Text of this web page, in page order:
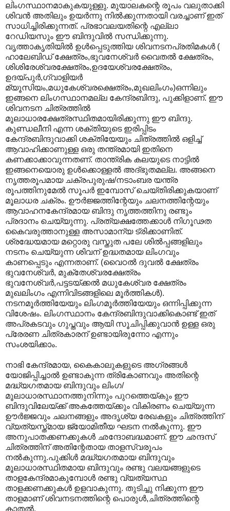
ലിംഗസ്ഥാനമാകുകയുള്ളു. മുയാലകന്റെ രൂപം വലുതാക്കി
ശിവന്‍ അതിലും ഉയര്‍ന്നു നില്‍ക്കുന്നതായി വരച്ചാണ് ഇത്
സാധിച്ചിരിക്കുന്നത്. പ്രഭാവലയതിന്റെ എല്ലാ
റേഡിയസും ഈ ബിന്ദുവില്‍ സന്ധിക്കുന്നു.
വൃത്താകൃതിയില്‍ ഉള്‍പ്പെടുത്തിയ ശിവനടനപ്രതിമകള്‍ (
ഹാലേബിഡ് ക്ഷേത്രം,ഭുവനേശ്വര്‍ വൈതല്‍ ക്ഷേത്രം,
ശിശിരേശ്വരക്ഷേത്രം,ഉദയേശ്വരക്ഷേത്രം,
ഉദയ്പുര്‍,ഗ്വാളിയര്‍
മ്യൂസിയം,മധുകേശ്വരക്ഷെത്രം,മുഖലിംഗം)ഒന്നിലും
ഇങ്ങനെ ലിംഗസ്ഥാനമല്ല കേന്ദ്രബിന്ദു, പുക്കിളാണ്. ഈ
ശിവനടന ചിത്രത്തില്‍
മൂലാധാരക്ഷേത്രസ്ഥിതമായിരിക്കുന്നു‍ ഈ ബിന്ദു.
കുണ്ഡലീനി എന്ന ശക്തിയുടെ ഇരിപ്പിടം
കേന്ദ്രബിന്ദുവാക്കി ശക്തിയേയും ചിത്രത്തില്‍ ഒളിച്ച്
ആവാഹിക്കാണുള്ള ഒരു തന്ത്രമായി ഇതിനെ
കണക്കാക്കാവുന്നതണ്. താന്ത്രിക കലയുടെ നാട്ടില്‍
ഇങ്ങനെയൊരു ഉള്‍ക്കൊള്ളല്‍ അദ്ഭുതമല്ല. അങ്ങനെ
നൃത്തരൂപമായ ചക്രപുരുഷ/നടാംബര യന്ത്ര
രൂപത്തിനുമേല്‍ സൂപര്‍ ഇമ്പോസ് ചെയ്തിരിക്കുകയാണ്
മൂലാധര ചക്രം. ഊര്‍ജ്ജത്തിന്റേയും ചലനത്തിന്റേയും
ആവാഹനകേന്ദ്രമായ ബിന്ദു നൃത്തത്തിനു രണ്ടും
പ്രദാനം ചെയ്യുന്നു. പ്രത്യക്ഷത്തേക്കാള്‍ നിഗൂഢത
കൈവരുത്താനുള്ള അസാമാന്യ ട്രിക്കാണിത്.
ശ്രദ്ധേയമായ മറ്റൊരു വസ്തുത പലേ ശില്‍പ്പങ്ങളിലും
നടനം ചെയ്യുന്ന ശിവന് ഉദ്ധതമായ ലിംഗവും
കാണപ്പെടും എന്നതാണ്. (വൈഠല്‍ ദുവല്‍ ക്ഷേത്രം
ഭുവനേശ്വര്‍, മുക്തേശ്വരക്ഷേത്രം
ഭുവനേശ്വര്‍,പട്ടടയ്ക്കല്‍ മധുകേശ്വര ക്ഷേത്രം
മുഖലിംഗം എന്നിവിടങ്ങളിലെ മൂര്‍ത്തികള്‍).
നടനമൂര്‍ത്തിയേയും ലിംഗമൂര്‍ത്തിയേയും ഒന്നിപ്പിക്കുന്ന
വിശേഷം. ലിംഗസ്ഥാനം കേന്ദ്രബിന്ദുവാക്കികൊണ്ട് ഇത്
അപ്രകടവും ഗുപ്തവും ആയി സൂചിപ്പിക്കുവാന്‍ ഉള്ള ഒരു
പ്രേരണ ചിത്രകാരന് ഉണ്ടായിരുന്നോ എന്നും
സംശയിക്കാം.
നാഭി കേന്ദ്രമായ, കൈകാലുകളുടെ അഗ്രങ്ങള്‍
യോജിപ്പിച്ചാല്‍ ഉണ്ടാകുന്ന ത്രികോണവും അതിന്റെ
മദ്ധ്യഗതമായ ബിന്ദുവും ലിംഗ/
മൂലാധാരസ്ഥാനത്തുനിന്നും പുറത്തെയ്കും ഈ
ബിന്ദുവിലേയ്ക്ക് അകത്തേയ്ക്കും വികിരണം ചെയ്യുന്ന
ഊര്‍ജ്ജവും ചലനങ്ങളും അദൃശ്യ രേഖകളും ചിത്രത്തിന്
വ്യത്യസ്ത്മായ ജ്യോമിതീയ ഘടന നല്‍കുന്നു. ഈ
അനുപാതക്കണക്കുകള്‍ ഛന്ദോബദ്ധമാണ്. ഈ ഛന്ദസ്
ചിത്രത്തിന് അതിന്റേതായ താളസ്വരൂപം
നല്‍കുന്നു.പുക്കിള്‍ മദ്ധ്യഗതമായ ബിന്ദുവും
മൂലാധാരസ്ഥിതമായ ബിന്ദുവും രണ്ടു വലയങ്ങളുടെ
താളകേന്ദ്രമാകുമ്പോള്‍ രണ്ടു വ്യത്യസ്ഥ
താളക്കണക്കുകള്‍ ഉളവാകുന്നു. തുടിച്ചു നിക്കുന്ന ഈ
താളമാണ് ശിവനടനത്തിന്റെ പൊരുള്‍,ചിത്രത്തിന്റെ
കാതല്‍.